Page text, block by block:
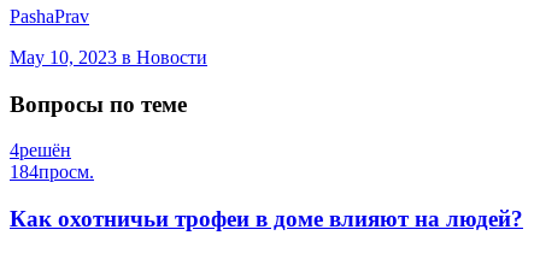
PashaPrav
May 10, 2023 в Новости
Вопросы по теме
4решён
184просм.
Как охотничьи трофеи в доме влияют на людей?